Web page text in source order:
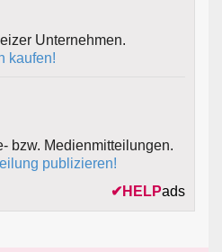
Unternehmen.
kaufen!
bzw. Medienmitteilungen.
publizieren!
✔ HELPads